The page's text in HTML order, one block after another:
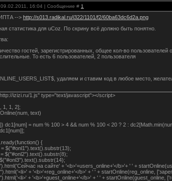
16:04 | Сообщение # 1
--> http://s013.radikal.ru/i322/1101/f2/60ba63dc6d2a.png
статистика для uCoz. По скрину всё должно быть понятно.
гостей, зарегистрированных, общее кол-во пользователей
То есть 6 пользователей, 2 пользователя
удаляем и ставим код в любое место,
izizi.ru/1.js" type="text/javascript"></script>
1, 1, 2];
text)
dc1[num] = num % 100 > 4 && num % 100 < 20 ? 2 :
{
= $("#onl1").text().substr(13);
= $("#onl2").text().substr(8);
на сайте' + '<b>'+users_online+'</b>'+ ' ' +
+ '<b>'+reg_online+'</b>' + ' ' + startOnline(reg_online,
+ '<b>'+guest_online+'</b>' + ' ' + startOnline(guest_online,